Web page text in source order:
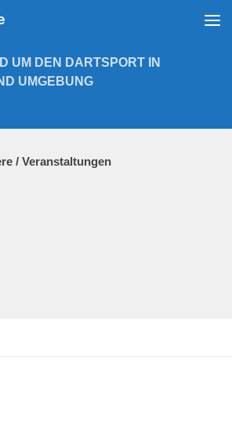
UM DEN DARTSPORT IN
UMGEBUNG
/ Veranstaltungen